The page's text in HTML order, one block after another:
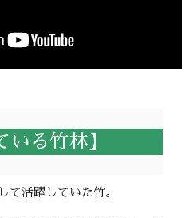
いる竹林】
て活躍していた竹。